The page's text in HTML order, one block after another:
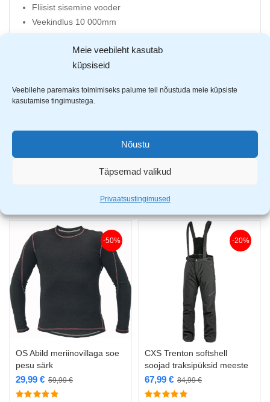
Meie veebileht kasutab
küpsiseid
Veebilehe paremaks toimimiseks palume teil nõustuda meie küpsiste
kasutamise tingimustega.
Nõustu
Täpsemad valikud
Privaatsustingimused
Fliisist sisemine vooder
Veekindlus 10 000mm
Kaenla all õhutus avad
Alt kummidega pingutatav
1 lukuga rinnatasku
AVASTA SARNASEID TOOTEID
-50%
OS Abild meriinovillaga soe
pesu särk
59,99€
29,99 €
-20%
CXS Trenton softshell
soojad traksipüksid meeste
84,99€
67,99 €